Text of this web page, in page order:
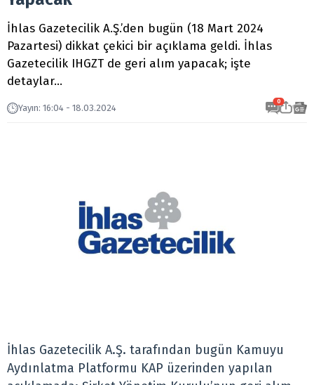
İhlas Gazetecilik A.Ş.’den bugün (18 Mart 2024
Pazartesi) dikkat çekici bir açıklama geldi. İhlas
Gazetecilik IHGZT de geri alım yapacak; işte
detaylar…
Yayın: 16:04 - 18.03.2024
0
İhlas Gazetecilik A.Ş. tarafından bugün Kamuyu
Aydınlatma Platformu KAP üzerinden yapılan